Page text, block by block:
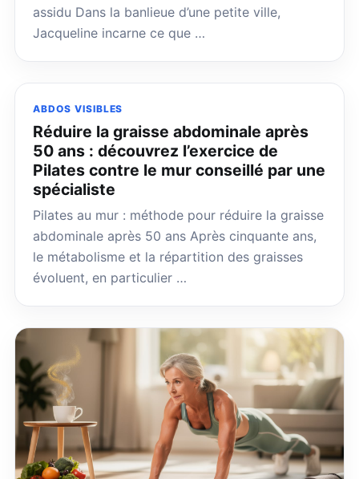
assidu Dans la banlieue d’une petite ville,
Jacqueline incarne ce que …
ABDOS VISIBLES
Réduire la graisse abdominale après
50 ans : découvrez l’exercice de
Pilates contre le mur conseillé par une
spécialiste
Pilates au mur : méthode pour réduire la graisse
abdominale après 50 ans Après cinquante ans,
le métabolisme et la répartition des graisses
évoluent, en particulier …